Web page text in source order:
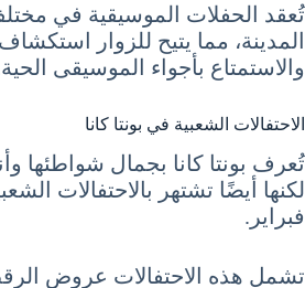
تُعقد الحفلات الموسيقية في
المدينة، مما يتيح للزوار
والاستمتاع بأجواء الموسيقى
الاحتفالات الشعبية في بونتا كانا
تُعرف بونتا كانا بجمال شواطئها
لكنها أيضًا تشتهر بالاحتفالات
فبراير.
تشمل هذه الاحتفالات عروض